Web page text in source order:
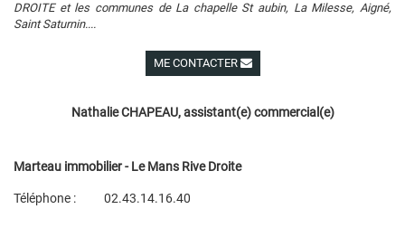
DROITE et les communes de La chapelle St aubin, La Milesse, Aigné,
Saint Saturnin....
ME CONTACTER
Nathalie CHAPEAU, assistant(e) commercial(e)
Marteau immobilier - Le Mans Rive Droite
Téléphone :
02.43.14.16.40